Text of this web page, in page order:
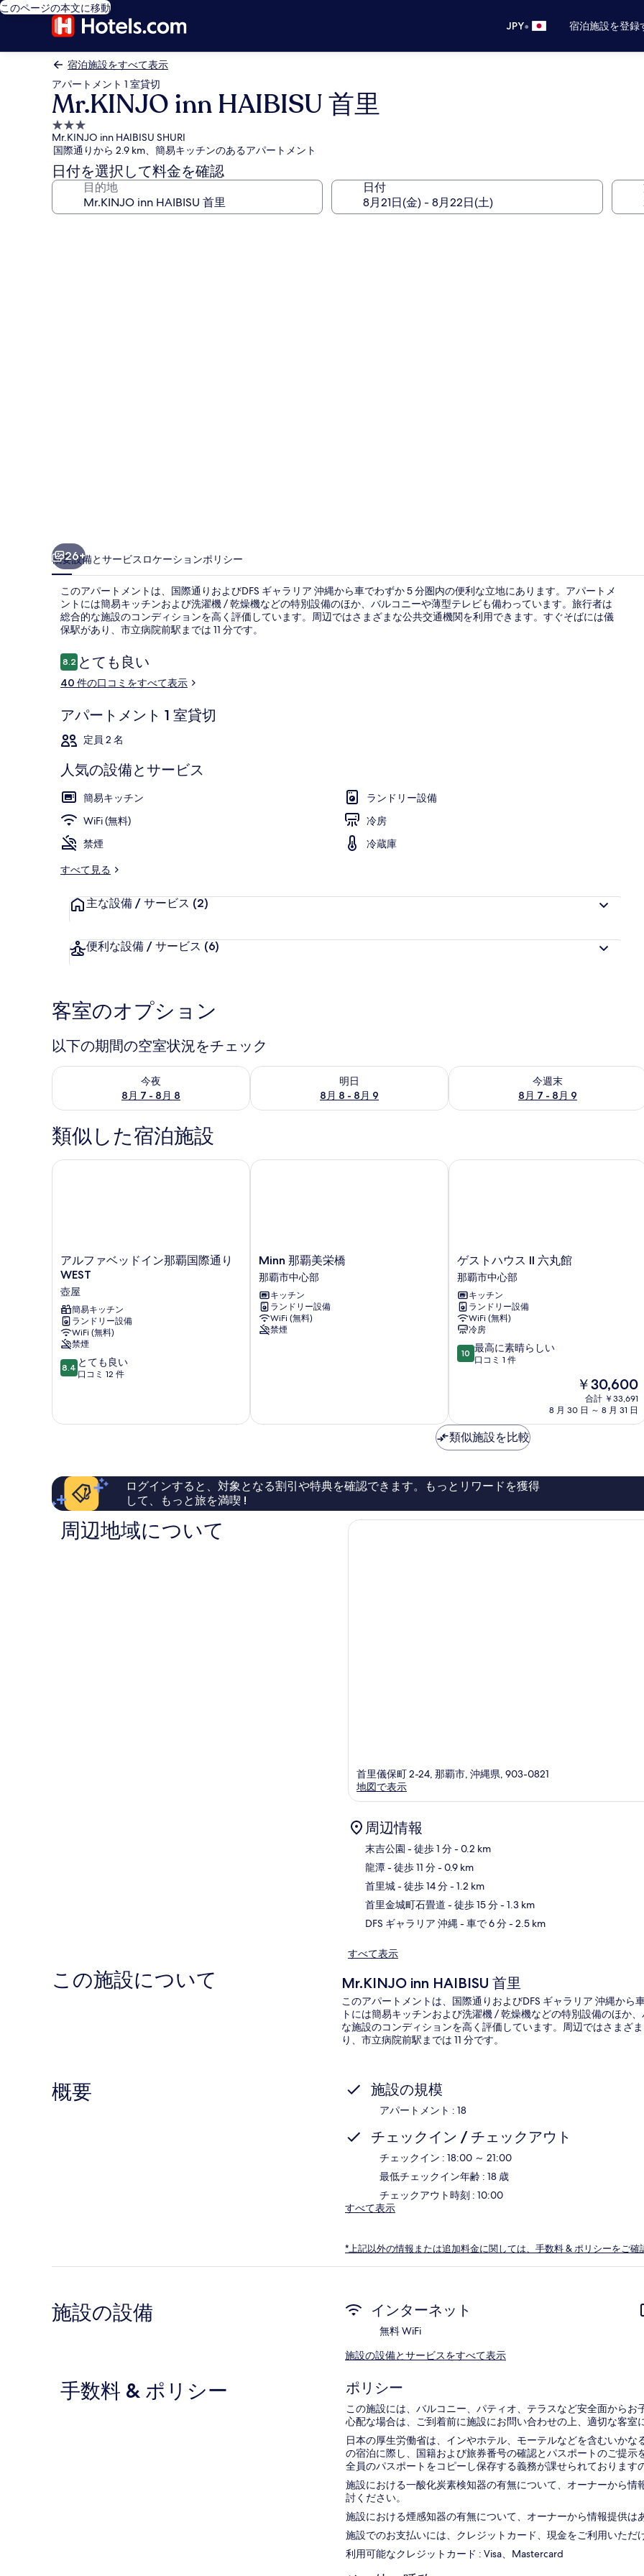
このページの本文に移動
JPY• 宿泊施設を登録
宿泊施設をすべて表示
アパートメント 1 室貸切
Mr.KINJO inn HAIBISU 首里
3.0
つ
星
宿
泊
Mr.KINJO inn HAIBISU SHURI
国際通りから 2.9 km、簡易キッチンのあるアパートメント
日付を選択して料金を確認
目的地 日付
26+
概要設備とサービス ロケーションポリシー
このアパートメントは、国際通りおよびDFS ギャラリア 沖縄から車でわずか 5 分圏内の便利な立地にあります。アパートメ
ントには簡易キッチンおよび洗濯機 / 乾燥機などの特別設備のほか、バルコニーや薄型テレビも備わっています。旅行者は
総合的な施設のコンディションを高く評価しています。周辺ではさまざまな公共交通機関を利用できます。すぐそばには儀
保駅があり、市立病院前駅までは 11 分です。
口
コ
ミ
8.210段階中8.2
とても良い
40 件の口コミをすべて表示
アパートメント 1 室貸切
定員 2 名
人気の設備とサービス
簡易キッチン
ランドリー設備
WiFi (無料)
冷房
禁煙
冷蔵庫
すべて見る
主な設備 / サービス (2)
便利な設備 / サービス (6)
客室のオプション
以下の期間の空室状況をチェック
今夜
8月 7 - 8月 8
今夜 8月 7 - 8月 8 の空室状況をチェック
明日
8月 8 - 8月 9
明日 8月 8 - 8月 9 の空室状況をチェック
今週末
8月 7 - 8月 9
今週末 8月 7 - 8月 9 の空室状況をチ
類似した宿泊施設
ア
ル
フ
ァ
ベ
ッ
ド
イ
ン
那
通
屋
アルファベッドイン那覇国際通り
WEST
壺屋
簡易キッチン
ランドリー設備
WiFi (無料)
禁煙
10
段
と
い、
コ
12
件
8.4 とても良い
口コミ 12 件
アルファベッドイン那覇国際通り WEST
Minn
那
覇
美
栄
橋
那
Minn 那覇美栄橋
那覇市中心部
キッチン
ランドリー設備
WiFi (無料)
禁煙
Minn 那覇美栄橋
ゲ
ス
ト
ハ
ウ
ス
II
六
丸
中
心
部
ゲストハウス II 六丸館
那覇市中心部
キッチン
ランドリー設備
WiFi (無料)
冷房
10
段
高
に
素
ら
し
口
10 最高に素晴らしい
口コミ 1 件
現
の
￥30,600
合計 ￥33,691
8 月 30 日 ～ 8 月 31 日
ゲストハウス II 六丸館
類似施設を比較
ログインすると、対象となる割引や特典を確認できます。もっとリワードを獲得
して、もっと旅を満喫 !
周辺地域について
首里儀保町 2-24, 那覇市, 沖縄県, 903-0821
地図で表示
周辺情報
末吉公園 - 徒歩 1 分- 0.2 km
龍潭- 徒歩 11 分- 0.9 km
首里城- 徒歩 14 分- 1.2 km
首里金城町石畳道 - 徒歩 15 分- 1.3 km
DFS ギャラリア 沖縄 - 車で 6 分- 2.5 km
すべて表示
この施設について Mr.KINJO inn HAIBISU 首里
このアパートメントは、国際通りおよびDFS ギャラリア 沖縄か
トには簡易キッチンおよび洗濯機 / 乾燥機などの特別設備のほか
な施設のコンディションを高く評価しています。周辺ではさまざ
り、市立病院前駅までは 11 分です。
概要 施設の規模
アパートメント : 18
チェックイン / チェックアウト
チェックイン : 18:00 ～ 21:00
最低チェックイン年齢 : 18 歳
チェックアウト時刻 : 10:00
すべて表示
*上記以外の情報または追加料金に関しては、手数料 & ポリシーをご確
施設の設備 インターネット
無料 WiFi
施設の設備とサービスをすべて表示
手数料 & ポリシー ポリシー
この施設には、バルコニー、パティオ、テラスなど安全面から
心配な場合は、ご到着前に施設にお問い合わせの上、適切な客
日本の厚生労働省は、インやホテル、モーテルなどを含むいか
の宿泊に際し、国籍および旅券番号の確認とパスポートのご提
全員のパスポートをコピーし保存する義務が課せられております
施設における一酸化炭素検知器の有無について、オーナーから
討ください。
施設における煙感知器の有無について、オーナーから情報提供は
施設でのお支払いには、クレジットカード、現金をご利用いただ
利用可能なクレジットカード : Visa、Mastercard